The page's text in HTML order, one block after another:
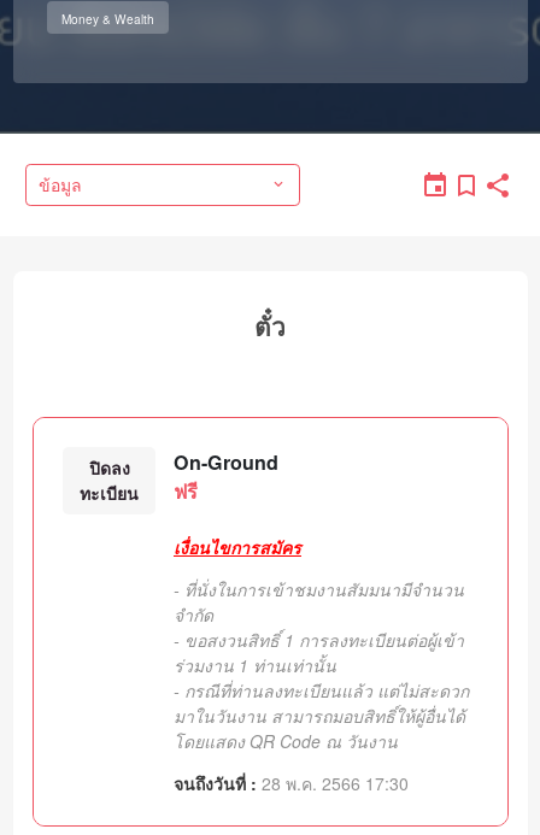
Money & Wealth
ข้อมูล
ตั๋ว
ปิดลง
ทะเบียน
On-Ground
ฟรี
เงื่อนไขการสมัคร
- ที่นั่งในการเข้าชมงานสัมมนามีจำนวน
จำกัด
- ขอสงวนสิทธิ์ 1 การลงทะเบียนต่อผู้เข้า
ร่วมงาน 1 ท่านเท่านั้น
- กรณีที่ท่านลงทะเบียนแล้ว แต่ไม่สะดวก
มาในวันงาน สามารถมอบสิทธิ์ให้ผู้อื่นได้
โดยแสดง QR Code ณ วันงาน
จนถึงวันที่ : 28 พ.ค. 2566 17:30